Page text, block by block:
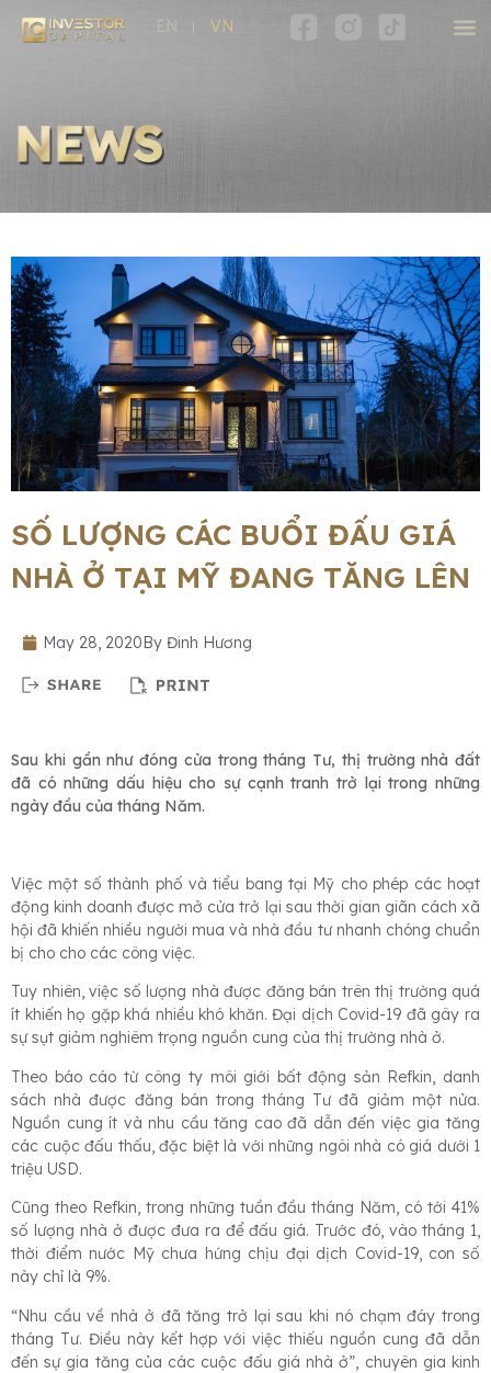
EN VN
SỐ LƯỢNG CÁC BUỔI ĐẤU GIÁ
NHÀ Ở TẠI MỸ ĐANG TĂNG LÊN
May 28, 2020By Đinh Hương
Sau khi gần như đóng cửa trong tháng Tư, thị trường nhà đất
đã có những dấu hiệu cho sự cạnh tranh trở lại trong những
ngày đầu của tháng Năm.
Việc một số thành phố và tiểu bang tại Mỹ cho phép các hoạt
động kinh doanh được mở cửa trở lại sau thời gian giãn cách xã
hội đã khiến nhiều người mua và nhà đầu tư nhanh chóng chuẩn
bị cho cho các công việc.
Tuy nhiên, việc số lượng nhà được đăng bán trên thị trường quá
ít khiến họ gặp khá nhiều khó khăn. Đại dịch Covid-19 đã gây ra
sự sụt giảm nghiêm trọng nguồn cung của thị trường nhà ở.
Theo báo cáo từ công ty môi giới bất động sản Refkin, danh
sách nhà được đăng bán trong tháng Tư đã giảm một nửa.
Nguồn cung ít và nhu cầu tăng cao đã dẫn đến việc gia tăng
các cuộc đấu thấu, đặc biệt là với những ngôi nhà có giá dưới 1
triệu USD.
Cũng theo Refkin, trong những tuần đầu tháng Năm, có tới 41%
số lượng nhà ở được đưa ra để đấu giá. Trước đó, vào tháng 1,
thời điểm nước Mỹ chưa hứng chịu đại dịch Covid-19, con số
này chỉ là 9%.
“Nhu cầu về nhà ở đã tăng trở lại sau khi nó chạm đáy trong
tháng Tư. Điều này kết hợp với việc thiếu nguồn cung đã dẫn
đến sự gia tăng của các cuộc đấu giá nhà ở”, chuyên gia kinh